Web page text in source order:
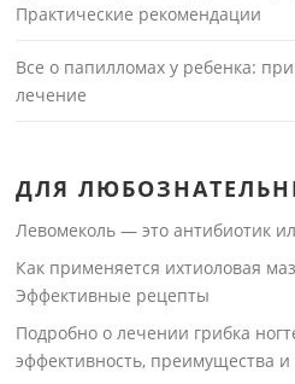
Практические рекомендации
Все о папилломах у ребенка:
лечение
ДЛЯ
Левомеколь — это антибиотик
Как применяется ихтиоловая
Эффективные рецепты
Подробно о лечении грибка
эффективность, преимущества